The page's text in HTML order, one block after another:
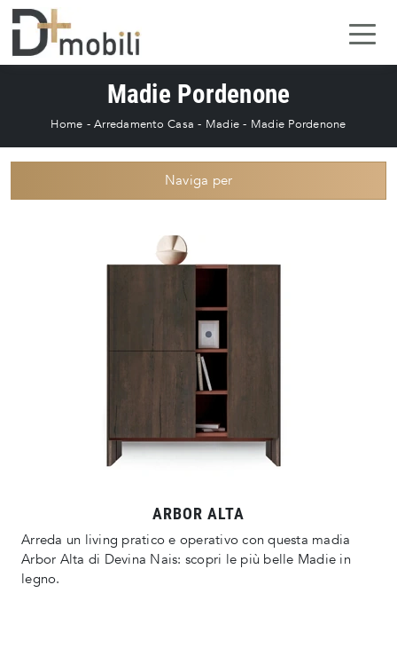
Madie Pordenone
Home -Arredamento Casa - Madie - Madie Pordenone
Naviga per
ARBOR ALTA
Arreda un living pratico e operativo con questa madia
Arbor Alta di Devina Nais: scopri le più belle Madie in
legno.